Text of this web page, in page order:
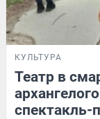
КУЛЬТУРА
Театр в
спектакль-